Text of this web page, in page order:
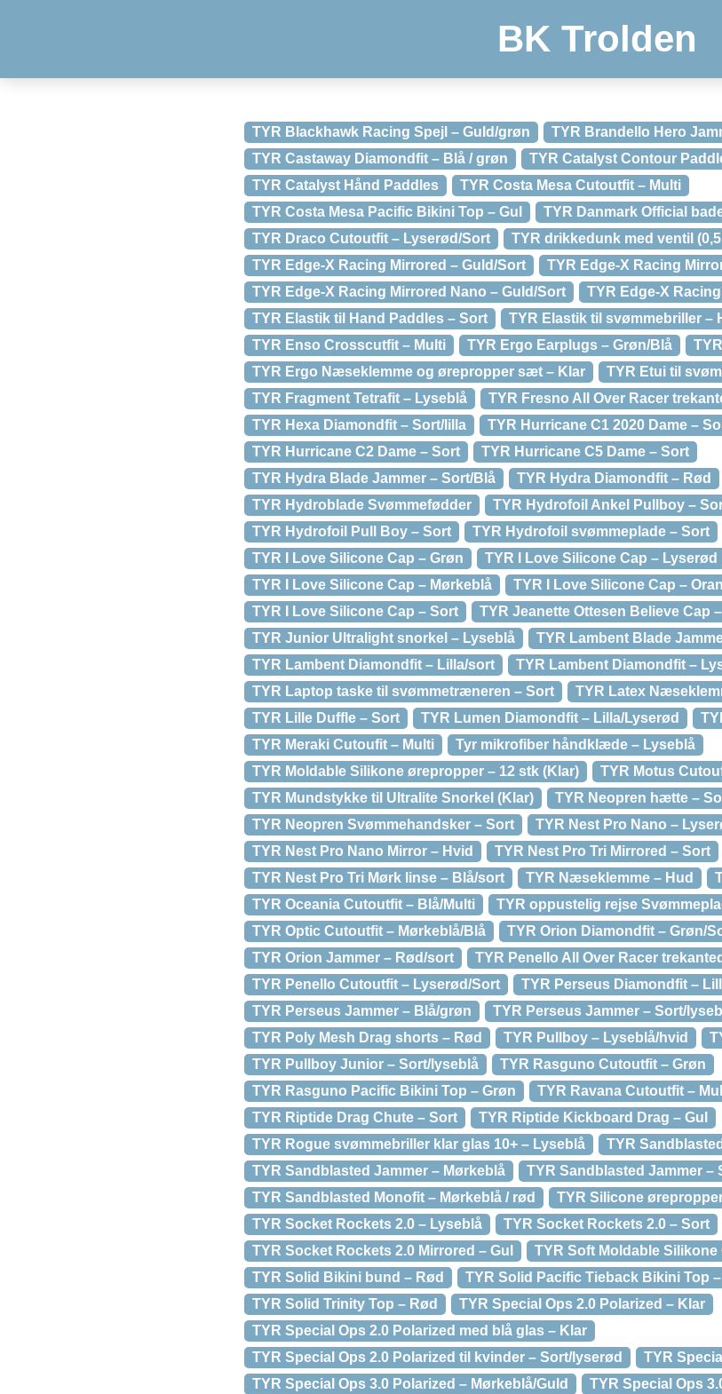
BK Trolden
TYR Blackhawk Racing Spejl – Guld/grøn
TYR Brandello Hero
TYR Castaway Diamondfit – Blå / grøn
TYR Catalyst Contour
TYR Catalyst Hånd Paddles
TYR Costa Mesa Cutoutfit – Multi
TYR Costa Mesa Pacific Bikini Top – Gul
TYR Danmark Official
TYR Draco Cutoutfit – Lyserød/Sort
TYR drikkedunk med ventil
TYR Edge-X Racing Mirrored – Guld/Sort
TYR Edge-X Racing
TYR Edge-X Racing Mirrored Nano – Guld/Sort
TYR Edge-X
TYR Elastik til Hand Paddles – Sort
TYR Elastik til svømmebriller –
TYR Enso Crosscutfit – Multi
TYR Ergo Earplugs – Grøn/Blå
TYR Ergo Næseklemme og ørepropper sæt – Klar
TYR Etui til
TYR Fragment Tetrafit – Lyseblå
TYR Fresno All Over Racer
TYR Hexa Diamondfit – Sort/lilla
TYR Hurricane C1 2020 Dame –
TYR Hurricane C2 Dame – Sort
TYR Hurricane C5 Dame – Sort
TYR Hydra Blade Jammer – Sort/Blå
TYR Hydra Diamondfit – Rød
TYR Hydroblade Svømmefødder
TYR Hydrofoil Ankel Pullboy –
TYR Hydrofoil Pull Boy – Sort
TYR Hydrofoil svømmeplade – Sort
TYR I Love Silicone Cap – Grøn
TYR I Love Silicone Cap – Lyserød
TYR I Love Silicone Cap – Mørkeblå
TYR I Love Silicone Cap –
TYR I Love Silicone Cap – Sort
TYR Jeanette Ottesen Believe Cap
TYR Junior Ultralight snorkel – Lyseblå
TYR Lambent Blade
TYR Lambent Diamondfit – Lilla/sort
TYR Lambent Diamondfit –
TYR Laptop taske til svømmetræneren – Sort
TYR Latex
TYR Lille Duffle – Sort
TYR Lumen Diamondfit – Lilla/Lyserød
TYR Meraki Cutoufit – Multi
Tyr mikrofiber håndklæde – Lyseblå
TYR Moldable Silikone ørepropper – 12 stk (Klar)
TYR Motus
TYR Mundstykke til Ultralite Snorkel (Klar)
TYR Neopren hætte –
TYR Neopren Svømmehandsker – Sort
TYR Nest Pro Nano –
TYR Nest Pro Nano Mirror – Hvid
TYR Nest Pro Tri Mirrored – Sort
TYR Nest Pro Tri Mørk linse – Blå/sort
TYR Næseklemme – Hud
TYR Oceania Cutoutfit – Blå/Multi
TYR oppustelig rejse
TYR Optic Cutoutfit – Mørkeblå/Blå
TYR Orion Diamondfit – Grøn/
TYR Orion Jammer – Rød/sort
TYR Penello All Over Racer
TYR Penello Cutoutfit – Lyserød/Sort
TYR Perseus Diamondfit –
TYR Perseus Jammer – Blå/grøn
TYR Perseus Jammer – Sort/
TYR Poly Mesh Drag shorts – Rød
TYR Pullboy – Lyseblå/hvid
TYR Pullboy Junior – Sort/lyseblå
TYR Rasguno Cutoutfit – Grøn
TYR Rasguno Pacific Bikini Top – Grøn
TYR Ravana Cutoutfit –
TYR Riptide Drag Chute – Sort
TYR Riptide Kickboard Drag – Gul
TYR Rogue svømmebriller klar glas 10+ – Lyseblå
TYR
TYR Sandblasted Jammer – Mørkeblå
TYR Sandblasted Jammer –
TYR Sandblasted Monofit – Mørkeblå / rød
TYR Silicone
TYR Socket Rockets 2.0 – Lyseblå
TYR Socket Rockets 2.0 – Sort
TYR Socket Rockets 2.0 Mirrored – Gul
TYR Soft Moldable
TYR Solid Bikini bund – Rød
TYR Solid Pacific Tieback Bikini Top
TYR Solid Trinity Top – Rød
TYR Special Ops 2.0 Polarized – Klar
TYR Special Ops 2.0 Polarized med blå glas – Klar
TYR Special Ops 2.0 Polarized til kvinder – Sort/lyserød
TYR
TYR Special Ops 3.0 Polarized – Mørkeblå/Guld
TYR Special Ops